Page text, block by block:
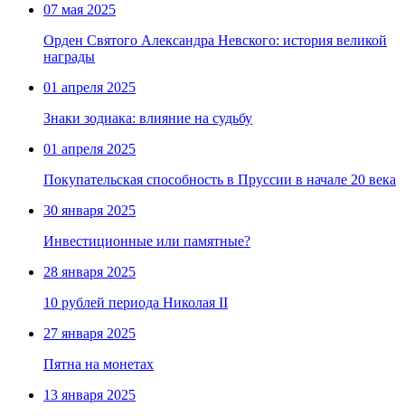
07 мая 2025
Орден Святого Александра Невского: история великой
награды
01 апреля 2025
Знаки зодиака: влияние на судьбу
01 апреля 2025
Покупательская способность в Пруссии в начале 20 века
30 января 2025
Инвестиционные или памятные?
28 января 2025
10 рублей периода Николая II
27 января 2025
Пятна на монетах
13 января 2025